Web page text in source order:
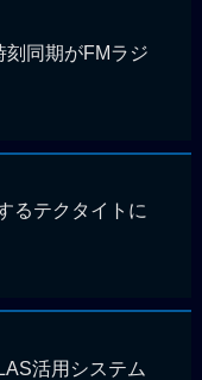
刻同期がFMラジ
るテクタイトに
活用システム